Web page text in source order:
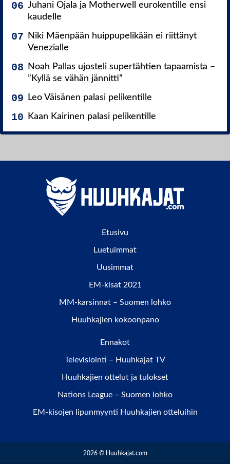
Juhani Ojala ja Motherwell eurokentille ensi
kaudelle
Niki Mäenpään huippupelikään ei riittänyt
Venezialle
Noah Pallas ujosteli supertähtien tapaamista –
”Kyllä se vähän jännitti”
Leo Väisänen palasi pelikentille
Kaan Kairinen palasi pelikentille
Etusivu
Luetuimmat
Uusimmat
EM-kisat 2021
MM-karsinnat – Suomen lohko
Huuhkajien kokoonpano
Ennakot
Televisiointi – Huuhkajat TV
Huuhkajien ottelut ja tulokset
Nations League – Suomen lohko
EM-kisojen lipunmyynti Huuhkajien otteluihin
2026 © Huuhkajat.com